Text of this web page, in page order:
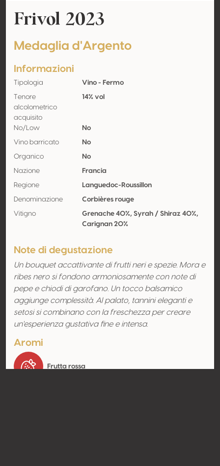
Frivol 2023
Medaglia d'Argento
Informazioni
Tipologia Vino - Fermo
Tenore
alcolometrico
acquisito
14% vol
No/Low No
Vino barricato No
Organico No
Nazione Francia
Regione Languedoc-Roussillon
Denominazione Corbières rouge
Vitigno
Grenache 40%, Syrah / Shiraz 40%,
Carignan 20%
Note di degustazione
Un bouquet accattivante di frutti neri e spezie. Mora e
ribes nero si fondono armoniosamente con note di
pepe e chiodi di garofano. Un tocco balsamico
aggiunge complessità. Al palato, tannini eleganti e
setosi si combinano con la freschezza per creare
un'esperienza gustativa fine e intensa.
Aromi
Frutta rossa